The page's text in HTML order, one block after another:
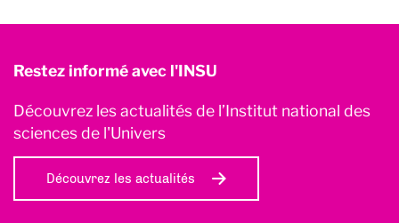
Restez informé avec l'INSU
Découvrez les actualités de l’Institut national des
sciences de l'Univers
Découvrez les actualités